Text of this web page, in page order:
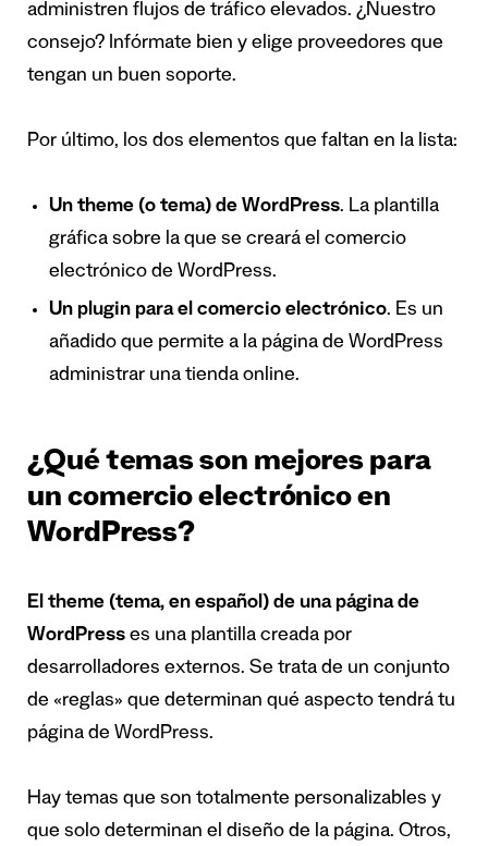
administren flujos de tráfico elevados. ¿Nuestro
consejo? Infórmate bien y elige proveedores que
tengan un buen soporte.
Por último, los dos elementos que faltan en la lista:
Un theme (o tema) de WordPress. La plantilla
gráfica sobre la que se creará el comercio
electrónico de WordPress.
Un plugin para el comercio electrónico. Es un
añadido que permite a la página de WordPress
administrar una tienda online.
¿Qué temas son mejores para
un comercio electrónico en
WordPress?
El theme (tema, en español) de una página de
WordPress es una plantilla creada por
desarrolladores externos. Se trata de un conjunto
de «reglas» que determinan qué aspecto tendrá tu
página de WordPress.
Hay temas que son totalmente personalizables y
que solo determinan el diseño de la página. Otros,